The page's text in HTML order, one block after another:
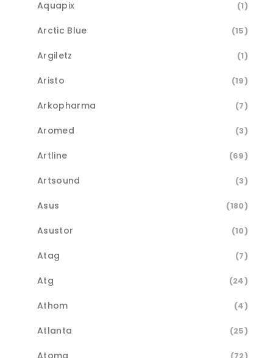
Aquapix (1)
Arctic Blue (15)
Argiletz (1)
Aristo (19)
Arkopharma (7)
Aromed (3)
Artline (69)
Artsound (3)
Asus (180)
Asustor (10)
Atag (7)
Atg (24)
Athom (4)
Atlanta (25)
Atoma